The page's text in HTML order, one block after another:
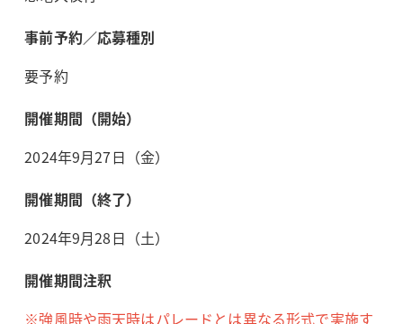
事前予約／応募種別
要予約
開催期間（開始）
2024年9月27日（金）
開催期間（終了）
2024年9月28日（土）
開催期間注釈
※強風時や雨天時はパレードとは異なる形式で実施す